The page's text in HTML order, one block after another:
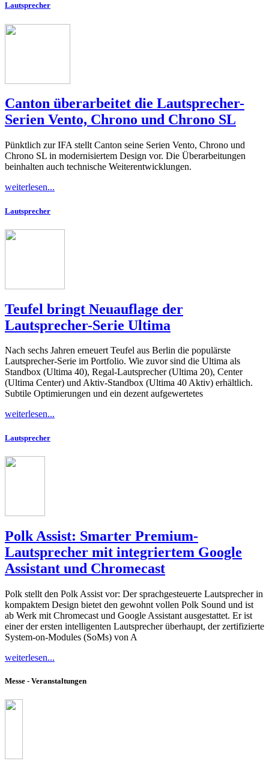
Lautsprecher
Canton überarbeitet die Lautsprecher-
Serien Vento, Chrono und Chrono SL
Pünktlich zur IFA stellt Canton seine Serien Vento, Chrono und
Chrono SL in modernisiertem Design vor. Die Überarbeitungen
beinhalten auch technische Weiterentwicklungen.
weiterlesen...
Lautsprecher
Teufel bringt Neuauflage der
Lautsprecher-Serie Ultima
Nach sechs Jahren erneuert Teufel aus Berlin die populärste
Lautsprecher-Serie im Portfolio. Wie zuvor sind die Ultima als
Standbox (Ultima 40), Regal-Lautsprecher (Ultima 20), Center
(Ultima Center) und Aktiv-Standbox (Ultima 40 Aktiv) erhältlich.
Subtile Optimierungen und ein dezent aufgewertetes
weiterlesen...
Lautsprecher
Polk Assist: Smarter Premium-
Lautsprecher mit integriertem Google
Assistant und Chromecast
Polk stellt den Polk Assist vor: Der sprachgesteuerte Lautsprecher in
kompaktem Design bietet den gewohnt vollen Polk Sound und ist
ab Werk mit Chromecast und Google Assistant ausgestattet. Er ist
einer der ersten intelligenten Lautsprecher überhaupt, der zertifizierte
System-on-Modules (SoMs) von A
weiterlesen...
Messe - Veranstaltungen